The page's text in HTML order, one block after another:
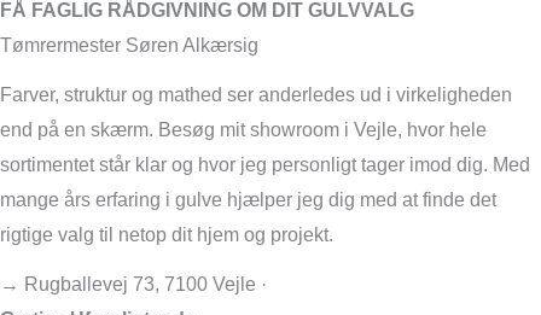
FÅ FAGLIG RÅDGIVNING OM DIT GULVVALG
Tømrermester Søren Alkærsig
Farver, struktur og mathed ser anderledes ud i virkeligheden
end på en skærm. Besøg mit showroom i Vejle, hvor hele
sortimentet står klar og hvor jeg personligt tager imod dig. Med
mange års erfaring i gulve hjælper jeg dig med at finde det
rigtige valg til netop dit hjem og projekt.
→ Rugballevej 73, 7100 Vejle ·